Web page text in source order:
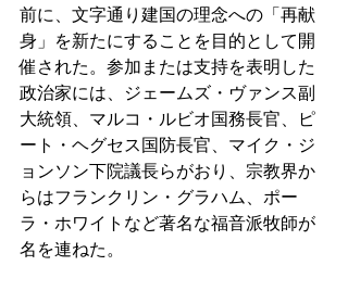
前に、文字通り建国の理念への「再献
身」を新たにすることを目的として開
催された。参加または支持を表明した
政治家には、ジェームズ・ヴァンス副
大統領、マルコ・ルビオ国務長官、ピ
ート・ヘグセス国防長官、マイク・ジ
ョンソン下院議長らがおり、宗教界か
らはフランクリン・グラハム、ポー
ラ・ホワイトなど著名な福音派牧師が
名を連ねた。